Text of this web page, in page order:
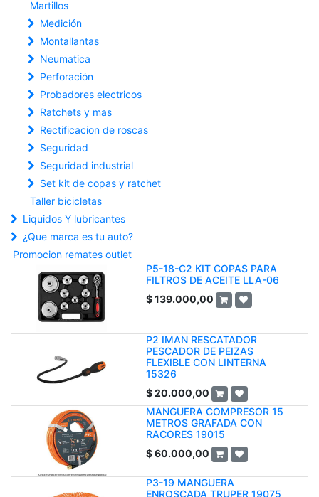
Martillos
Medición
Montallantas
Neumatica
Perforación
Probadores electricos
Ratchets y mas
Rectificacion de roscas
Seguridad
Seguridad industrial
Set kit de copas y ratchet
Taller bicicletas
Liquidos Y lubricantes
¿Que marca es tu auto?
Promocion remates outlet
P5-18-C2 KIT COPAS PARA
FILTROS DE ACEITE LLA-06
$139.000,00
P2 IMAN RESCATADOR
PESCADOR DE PEIZAS
FLEXIBLE CON LINTERNA
15326
$20.000,00
MANGUERA COMPRESOR 15
METROS GRAFADA CON
RACORES 19015
$60.000,00
P3-19 MANGUERA
ENROSCADA TRUPER 19075